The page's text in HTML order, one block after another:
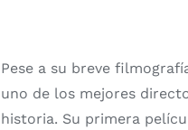
Pese a su breve
uno de los mejores
historia. Su primera